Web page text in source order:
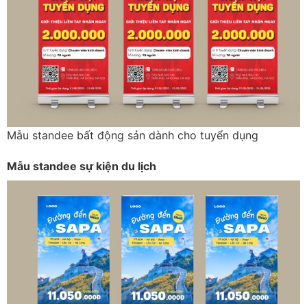
Mẫu standee bất động sản dành cho tuyển dụng
Mẫu standee sự kiện du lịch